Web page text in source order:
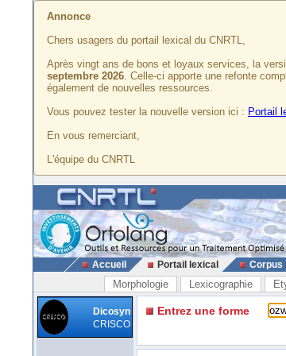
Annonce
Chers usagers du portail lexical du CNRTL,
Après vingt ans de bons et loyaux services, la
septembre 2026. Celle-ci apporte une refonte
également de nouvelles ressources.
Vous pouvez tester la nouvelle version ici : Portail
En vous remerciant,
L'équipe du CNRTL
Accueil Portail lexical Corpus
Morphologie Lexicographie
Dicosyn
CRISCO
Entrez une forme